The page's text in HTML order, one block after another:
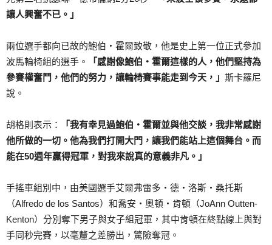
讓人興奮不已。」
兩位選手都向已故的鮑伯・霍爾致敬，他是史上第一位正式參加
波馬輪椅組的選手。
「感謝像鮑伯・霍爾這樣的人，他們堅持為
參賽權奮鬥，他們的努力，讓輪椅賽事能走到今天，」 斯卡羅尼
說。
胡格則表示：
「我有幸見過鮑伯・霍爾並與他交談，我非常感謝
他所做的一切。他為我們打開大門，讓我們能站上這個舞台。而
能在50週年贏得冠軍，對我來說真的意義非凡。」
手搖車組別中，由美國選手艾爾弗雷多・德・洛斯・桑托斯
（Alfredo de los Santos）和喬安・奧頓・肯頓（JoAnn Outten-
Kenton）分別奪下男子與女子組冠軍，其中肯頓在終點線上與對
手同秒完賽，以毫釐之差勝出，驚險奪冠。